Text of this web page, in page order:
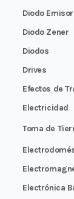
Diodo
Diodo Zener
Diodos
Drives
Efectos de
Electricidad
Toma de
Electrónica